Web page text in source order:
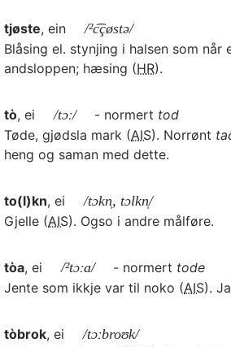
tjøste, ein
/²c͡çøstə/
Blåsing el. stynjing i halsen som når
andsloppen; hæsing (HR).
tò, ei /tɔː/ - normert tod
Tøde, gjødsla mark (AIS). Norrønt
heng og saman med dette.
to(l)kn, ei
/tɔkn̩, tɔlkn̩/
Gjelle (AIS). Ogso i andre målføre.
tòa, ei /²tɔːa/ - normert tode
Jente som ikkje var til noko (AIS).
tòbrok, ei
/tɔːbroʊk/